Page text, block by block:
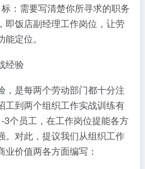
：需要写清楚你所寻求的职务
即饭店副经理工作岗位，让劳
定位。
经验
，是每两个劳动部门都十分注
工到两个组织工作实战训练有
3个员工，在工作岗位提能各方
。对此，提议我们从组织工作
业价值两各方面编写：